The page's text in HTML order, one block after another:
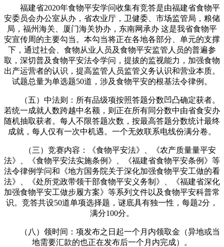
福建省2020年食物平安学问收集有竞答是由福建省食物平
安委员会办公室从办，省农业厅，卫健委、市场监管局，粮储
局，福州海关、厦门海关协办，东南网承办 这是我省食物平
安宣传周的主要勾当。本勾当将正在各地各部分、单元的支撑
下，通过社会、食物从业人员及食物平安监管人员的普遍参
取，深切普及食物平安法令学问，提拔的监视能力，加强食物
出产运营者的认识，提高监管人员监管义务认识和营业本质。
试题总量为单选题50道，涉及食物平安的根基法令律例。
（五）中法则：所有品级项按照答题分数凹凸确定获者。
若统一成就人数跨越中名额，则正在所有同分数中由省食安办
随机抽取获者。每人不限答题次数，按最高答题分数统计最终
成就，每人仅有一次中机遇。一个无效联系电线份满分卷。
（三）竞赛内容：《食物平安法》、《农产质量量平安
法》、《食物平安法实施条例》、《福建省食物平安条例》等
法令律例学问和《地方国务院关于深化加强食物平安工做的看
法》、《处所党政带领干部食物平安义务制》、《福建省深化
加强食物平安工做步履方案》等系列文件以及食物平安科普常
识。竞答共设50道单项选择题，谜底具有独一性，每题2分，
满分100分。
（八）领时间：项发布之日起一个月内领取金（异地或当
地需要汇款的也正在发布后一个月内完成）。